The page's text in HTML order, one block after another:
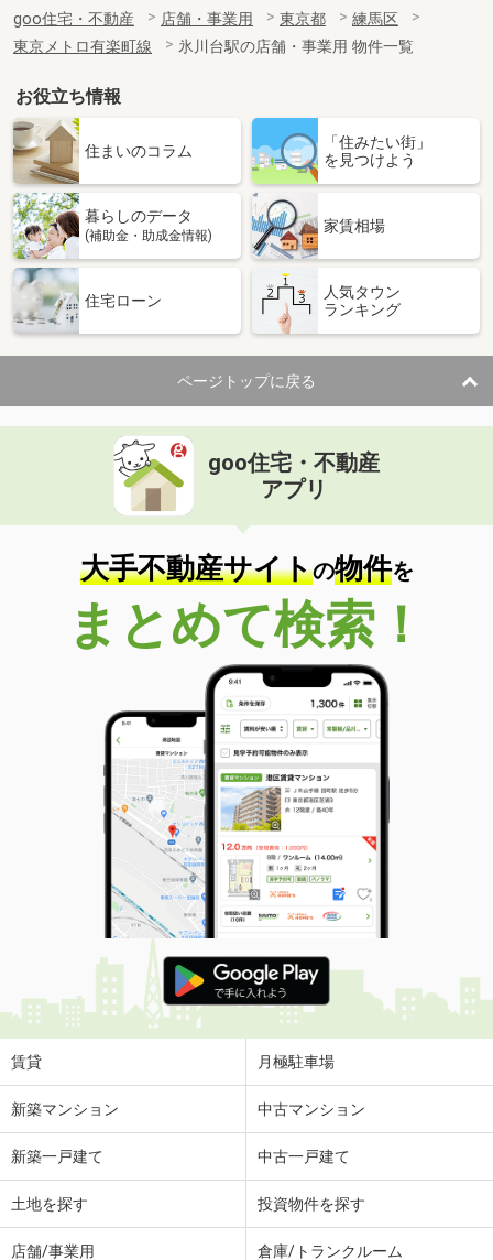
goo住宅・不動産 店舗・事業用 東京都
練馬区
東京メトロ有楽町線
氷川台駅の店舗・事業用 物件一覧
お役立ち情報
住まいのコラム
「住みたい街」
を見つけよう
暮らしのデータ
(補助金・助成金情報)
家賃相場
住宅ローン
人気タウン
ランキング
ページトップに戻る
goo住宅・不動産
アプリ
大手不動産サイトの物件を
まとめて検索！
賃貸 月極駐車場
新築マンション 中古マンション
新築一戸建て 中古一戸建て
土地を探す 投資物件を探す
店舗/事業用 倉庫/トランクルーム